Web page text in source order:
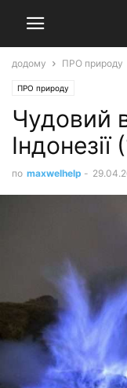
додому ПРО природу
ПРО природу
Чудовий
по maxwelhelp -